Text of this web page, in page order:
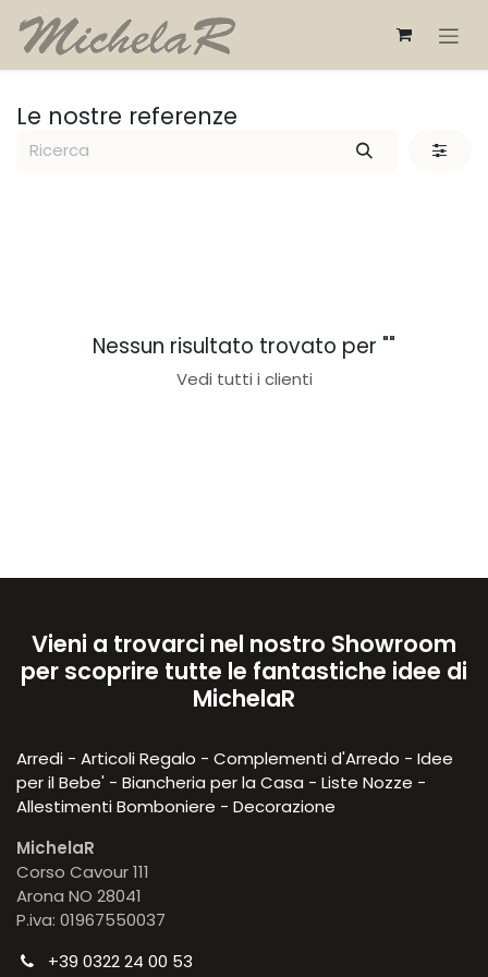
Passa al contenuto
Le nostre referenze
Nessun risultato trovato per ""
Vedi tutti i clienti
Vieni a trovarci nel nostro Showroom
per scoprire tutte le fantastiche idee di
MichelaR
Arredi - Articoli Regalo - Complementi d'Arredo - Idee
per il Bebe' - Biancheria per la Casa - Liste Nozze -
Allestimenti Bomboniere - Decorazione
MichelaR
Corso Cavour 111
Arona NO 28041
P.iva: 01967550037
+39 0322 24 00 53